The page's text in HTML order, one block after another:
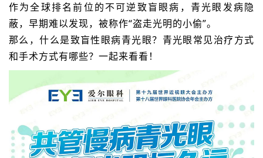
作为全球排名前位的不可逆致盲眼病，青光眼发病隐
蔽，早期难以发现，被称作“盗走光明的小偷”。
那么，什么是致盲性眼病青光眼？青光眼常见治疗方式
和手术方式有哪些？一起来看看！